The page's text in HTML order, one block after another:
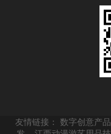
友情链接：数字创意产